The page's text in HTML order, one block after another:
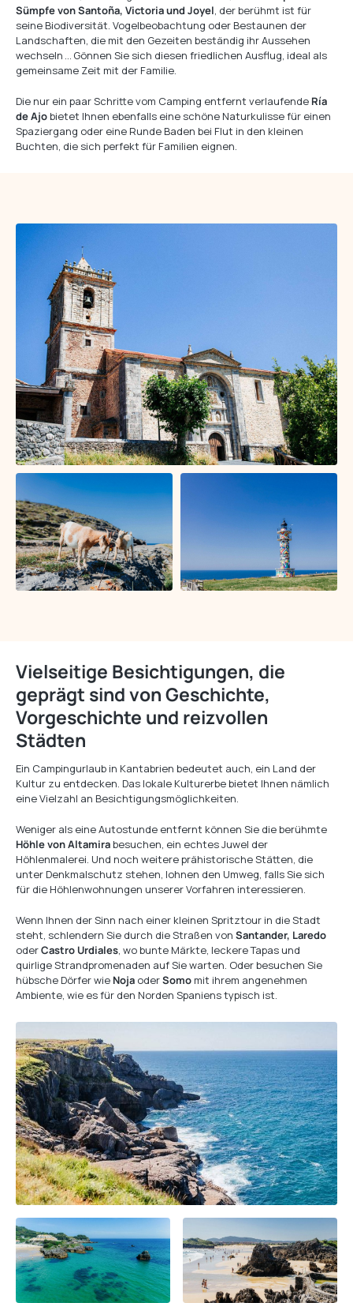
Sümpfe von Santoña, Victoria und Joyel , der berühmt ist für
seine Biodiversität. Vogelbeobachtung oder Bestaunen der
Landschaften, die mit den Gezeiten beständig ihr Aussehen
wechseln … Gönnen Sie sich diesen friedlichen Ausflug, ideal als
gemeinsame Zeit mit der Familie.
Die nur ein paar Schritte vom Camping entfernt verlaufende Ría
de Ajobietet Ihnen ebenfalls eine schöne Naturkulisse für einen
Spaziergang oder eine Runde Baden bei Flut in den kleinen
Buchten, die sich perfekt für Familien eignen.
Vielseitige Besichtigungen, die
geprägt sind von Geschichte,
Vorgeschichte und reizvollen
Städten
Ein Campingurlaub in Kantabrien bedeutet auch, ein Land der
Kultur zu entdecken. Das lokale Kulturerbe bietet Ihnen nämlich
eine Vielzahl an Besichtigungsmöglichkeiten.
Weniger als eine Autostunde entfernt können Sie die berühmte
Höhle von Altamirabesuchen, ein echtes Juwel der
Höhlenmalerei. Und noch weitere prähistorische Stätten, die
unter Denkmalschutz stehen, lohnen den Umweg, falls Sie sich
für die Höhlenwohnungen unserer Vorfahren interessieren.
Wenn Ihnen der Sinn nach einer kleinen Spritztour in die Stadt
steht, schlendern Sie durch die Straßen von Santander, Laredo
oderCastro Urdiales, wo bunte Märkte, leckere Tapas und
quirlige Strandpromenaden auf Sie warten. Oder besuchen Sie
hübsche Dörfer wie Noja oderSomo mit ihrem angenehmen
Ambiente, wie es für den Norden Spaniens typisch ist.